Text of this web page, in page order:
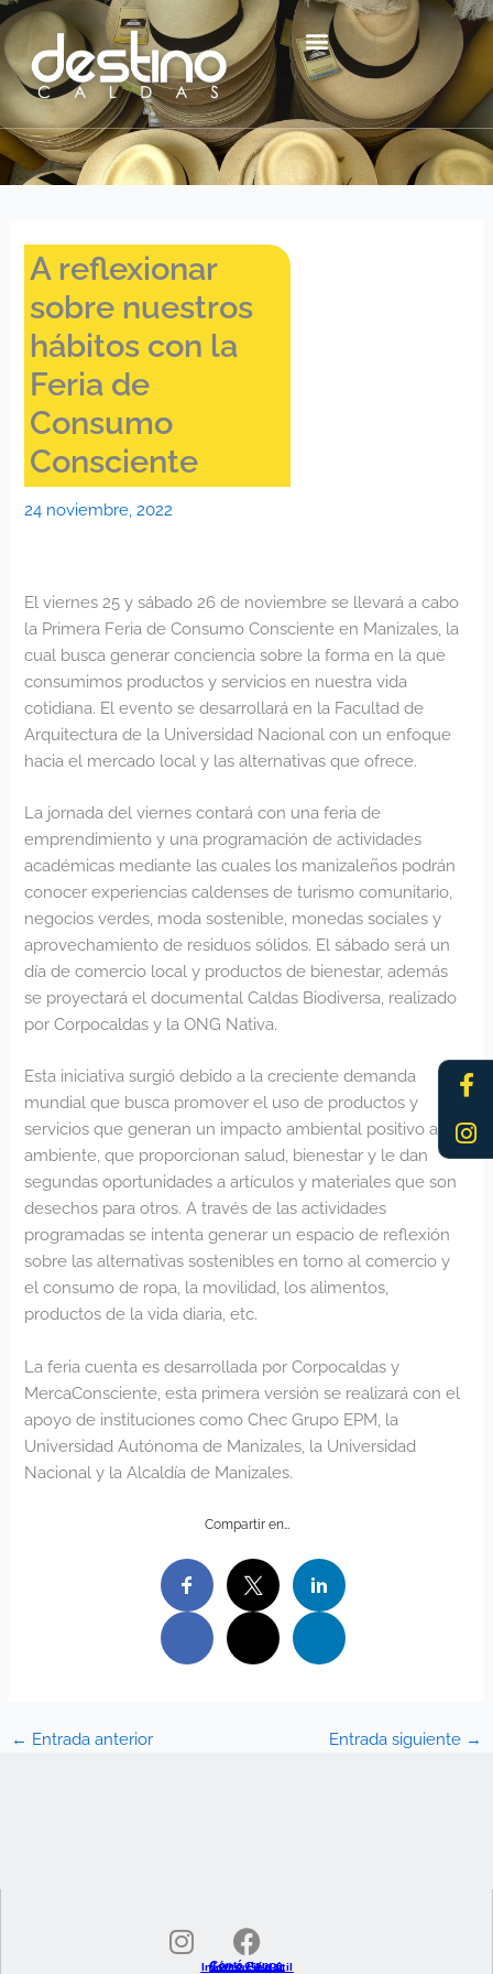
contenido
Ir
al
contenido
f
A reflexionar
sobre nuestros
hábitos con la
Feria de
Consumo
Consciente
24 noviembre, 2022
El viernes 25 y sábado 26 de noviembre se llevará a cabo
la Primera Feria de Consumo Consciente en Manizales, la
cual busca generar conciencia sobre la forma en la que
consumimos productos y servicios en nuestra vida
cotidiana. El evento se desarrollará en la Facultad de
Arquitectura de la Universidad Nacional con un enfoque
hacia el mercado local y las alternativas que ofrece.
La jornada del viernes contará con una feria de
emprendimiento y una programación de actividades
académicas mediante las cuales los manizaleños podrán
conocer experiencias caldenses de turismo comunitario,
negocios verdes, moda sostenible, monedas sociales y
aprovechamiento de residuos sólidos. El sábado será un
día de comercio local y productos de bienestar, además
se proyectará el documental Caldas Biodiversa, realizado
por Corpocaldas y la ONG Nativa.
Esta iniciativa surgió debido a la creciente demanda
mundial que busca promover el uso de productos y
servicios que generan un impacto ambiental positivo al
ambiente, que proporcionan salud, bienestar y le dan
segundas oportunidades a artículos y materiales que son
desechos para otros. A través de las actividades
programadas se intenta generar un espacio de reflexión
sobre las alternativas sostenibles en torno al comercio y
el consumo de ropa, la movilidad, los alimentos,
productos de la vida diaria, etc.
La feria cuenta es desarrollada por Corpocaldas y
MercaConsciente, esta primera versión se realizará con el
apoyo de instituciones como Chec Grupo EPM, la
Universidad Autónoma de Manizales, la Universidad
Nacional y la Alcaldía de Manizales.
Compartir en…
← Entrada anterior Entrada siguiente →
n
a
c
Contáctanos
Cómo Pautar
Información útil